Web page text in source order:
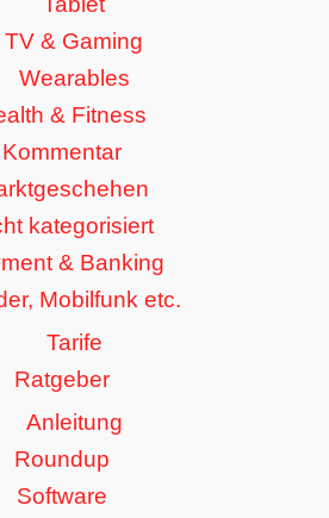
TV & Gaming
Wearables
& Fitness
Kommentar
kategorisiert
& Banking
Mobilfunk etc.
Tarife
Ratgeber
Anleitung
Roundup
Software